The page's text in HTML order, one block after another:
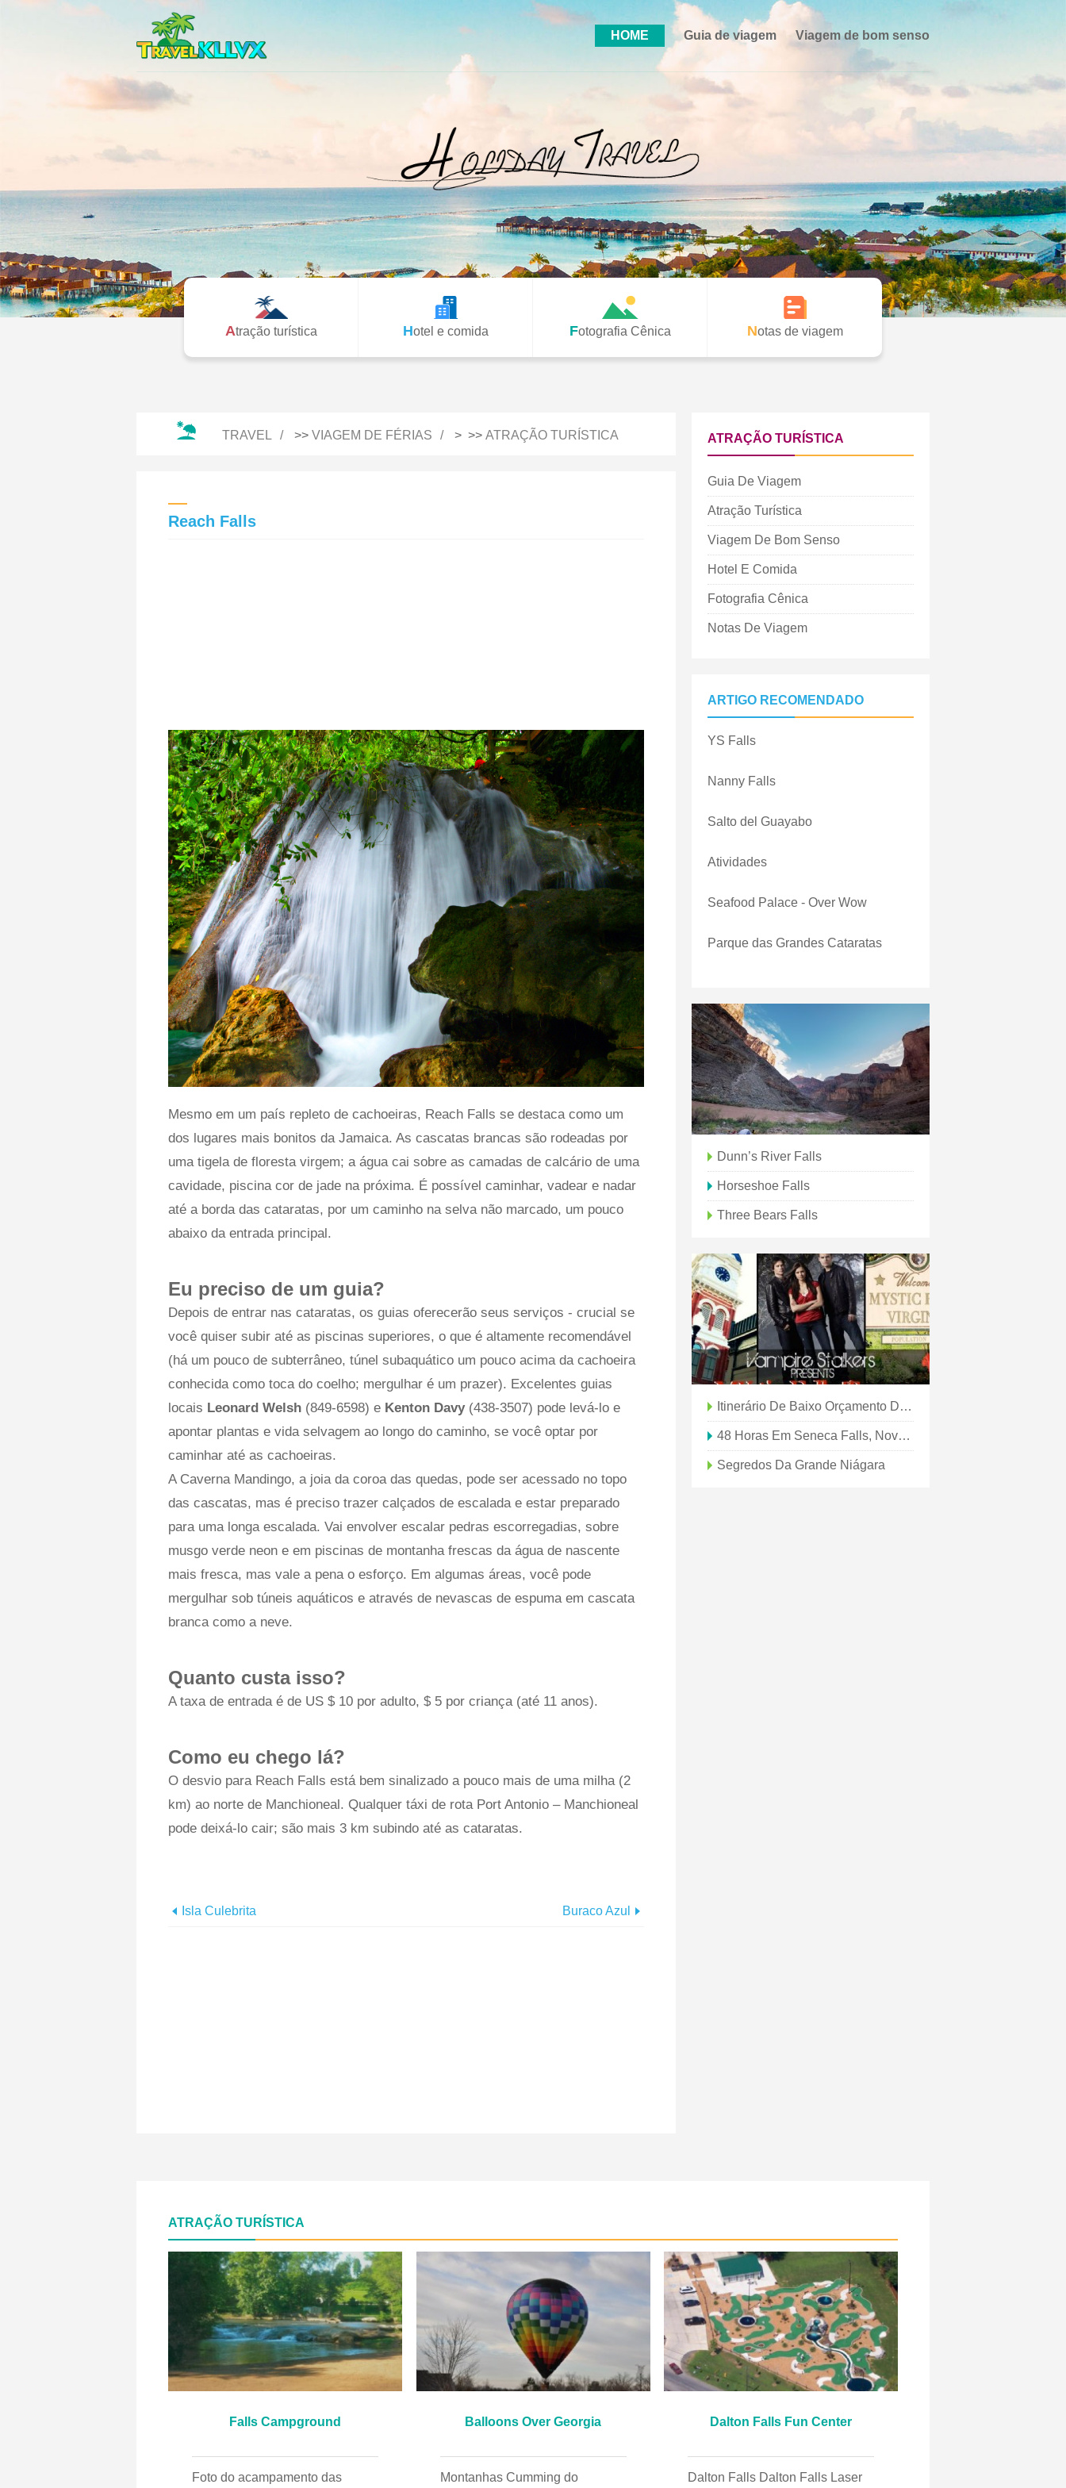
HOME Guia de viagem Viagem de bom senso
Atração turística Hotel e comida Fotografia Cênica Notas de viagem
TRAVEL >> VIAGEM DE FÉRIAS > >> ATRAÇÃO TURÍSTICA
Reach Falls
Mesmo em um país repleto de cachoeiras, Reach Falls se destaca como um
dos lugares mais bonitos da Jamaica. As cascatas brancas são rodeadas por
uma tigela de floresta virgem; a água cai sobre as camadas de calcário de uma
cavidade, piscina cor de jade na próxima. É possível caminhar, vadear e nadar
até a borda das cataratas, por um caminho na selva não marcado, um pouco
abaixo da entrada principal.
Eu preciso de um guia?
Depois de entrar nas cataratas, os guias oferecerão seus serviços - crucial se
você quiser subir até as piscinas superiores, o que é altamente recomendável
(há um pouco de subterrâneo, túnel subaquático um pouco acima da cachoeira
conhecida como toca do coelho; mergulhar é um prazer). Excelentes guias
locais Leonard Welsh (849-6598) e Kenton Davy (438-3507) pode levá-lo e
apontar plantas e vida selvagem ao longo do caminho, se você optar por
caminhar até as cachoeiras.
A Caverna Mandingo, a joia da coroa das quedas, pode ser acessado no topo
das cascatas, mas é preciso trazer calçados de escalada e estar preparado
para uma longa escalada. Vai envolver escalar pedras escorregadias, sobre
musgo verde neon e em piscinas de montanha frescas da água de nascente
mais fresca, mas vale a pena o esforço. Em algumas áreas, você pode
mergulhar sob túneis aquáticos e através de nevascas de espuma em cascata
branca como a neve.
Quanto custa isso?
A taxa de entrada é de US $ 10 por adulto, $ 5 por criança (até 11 anos).
Como eu chego lá?
O desvio para Reach Falls está bem sinalizado a pouco mais de uma milha (2
km) ao norte de Manchioneal. Qualquer táxi de rota Port Antonio – Manchioneal
pode deixá-lo cair; são mais 3 km subindo até as cataratas.
Isla Culebrita Buraco Azul
ATRAÇÃO TURÍSTICA
Guia De Viagem
Atração Turística
Viagem De Bom Senso
Hotel E Comida
Fotografia Cênica
Notas De Viagem
ARTIGO RECOMENDADO
YS Falls
Nanny Falls
Salto del Guayabo
Atividades
Seafood Palace - Over Wow
Parque das Grandes Cataratas
Dunn’s River Falls
Horseshoe Falls
Three Bears Falls
Itinerário De Baixo Orçamento Das Cataratas Do Niágara
48 Horas Em Seneca Falls, Nova Iorque
Segredos Da Grande Niágara
ATRAÇÃO TURÍSTICA
Falls Campground
Foto do acampamento das
Balloons Over Georgia
Montanhas Cumming do
Dalton Falls Fun Center
Dalton Falls Dalton Falls Laser